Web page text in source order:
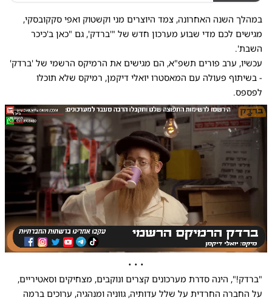
במהלך השנה האחרונה, צמד היוצרים מני וקשטוק ואפי סקקובסקי,
מגישים לכם מדי שבוע מערכון חדש של "'ברדק', גם "כאן ב'כיכר
השבת'.
עכשיו, ערב פורים תשפ"א, הם מגישים את הרמיקס הרשמי של 'ברדק'
- בשיתוף פעולה עם המאסטרו יואלי דיקמן, רמיקס שלא תוכלו
לפספס.
10 10 0:00
• • •
"ברדק!", הינה סדרת מערכונים קצרים ונוקבים, מצחיקים וסאטיריים,
על החברה החרדית על שלל עדותיה, גווניה ומנהגיה, ערוכים ברמה